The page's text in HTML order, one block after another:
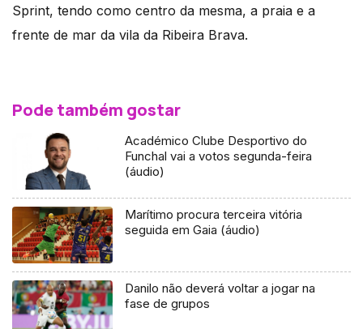
Sprint, tendo como centro da mesma, a praia e a
frente de mar da vila da Ribeira Brava.
Pode também gostar
Académico Clube Desportivo do
Funchal vai a votos segunda-feira
(áudio)
Marítimo procura terceira vitória
seguida em Gaia (áudio)
Danilo não deverá voltar a jogar na
fase de grupos